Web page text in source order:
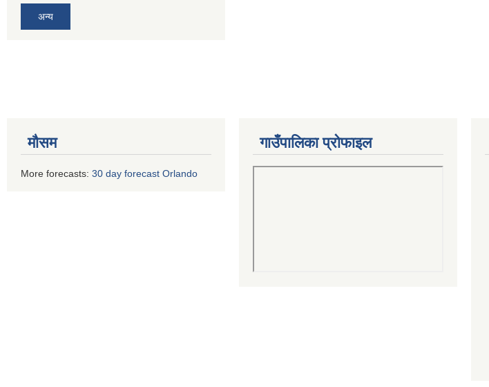
अन्य
मौसम
More forecasts: 30 day forecast Orlando
गाउँपालिका प्रोफाइल